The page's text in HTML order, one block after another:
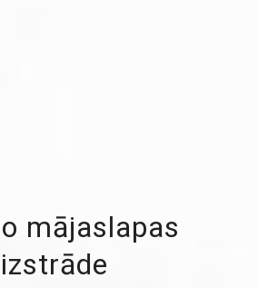
mājaslapas
izstrāde